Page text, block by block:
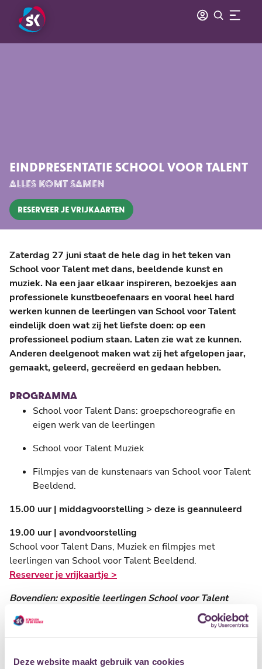
Deze website maakt gebruik van cookies
EINDPRESENTATIE SCHOOL VOOR TALENT
ALLES KOMT SAMEN
RESERVEER JE VRIJKAARTEN
Zaterdag 27 juni staat de hele dag in het teken van
School voor Talent met dans, beeldende kunst en
muziek. Na een jaar elkaar inspireren, bezoekjes aan
professionele kunstbeoefenaars en vooral heel hard
werken kunnen de leerlingen van School voor Talent
eindelijk doen wat zij het liefste doen: op een
professioneel podium staan. Laten zie wat ze kunnen.
Anderen deelgenoot maken wat zij het afgelopen jaar,
gemaakt, geleerd, gecreëerd en gedaan hebben.
PROGRAMMA
School voor Talent Dans: groepschoreografie en
eigen werk van de leerlingen
School voor Talent Muziek
Filmpjes van de kunstenaars van School voor Talent
Beeldend.
15.00 uur | middagvoorstelling > deze is geannuleerd
19.00 uur | avondvoorstelling
School voor Talent Dans, Muziek en filmpjes met
leerlingen van School voor Talent Beeldend.
Reserveer je vrijkaartje >
Bovendien: expositie leerlingen School voor Talent
Beeldend
Leerlingen van Beeldend presenteren hun werk vol trots.
Een jaar lang kregen ze les van gastdocenten, bezochten